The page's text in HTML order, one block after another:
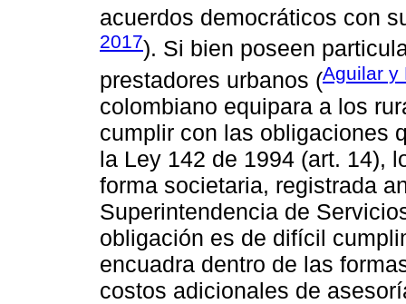
acuerdos democráticos con
2017). Si bien poseen
prestadores urbanos (Aguilar y
colombiano equipara a los
cumplir con las obligaciones
la Ley 142 de 1994 (art. 14),
forma societaria, registrada
Superintendencia de
obligación es de difícil
encuadra dentro de las
costos adicionales de